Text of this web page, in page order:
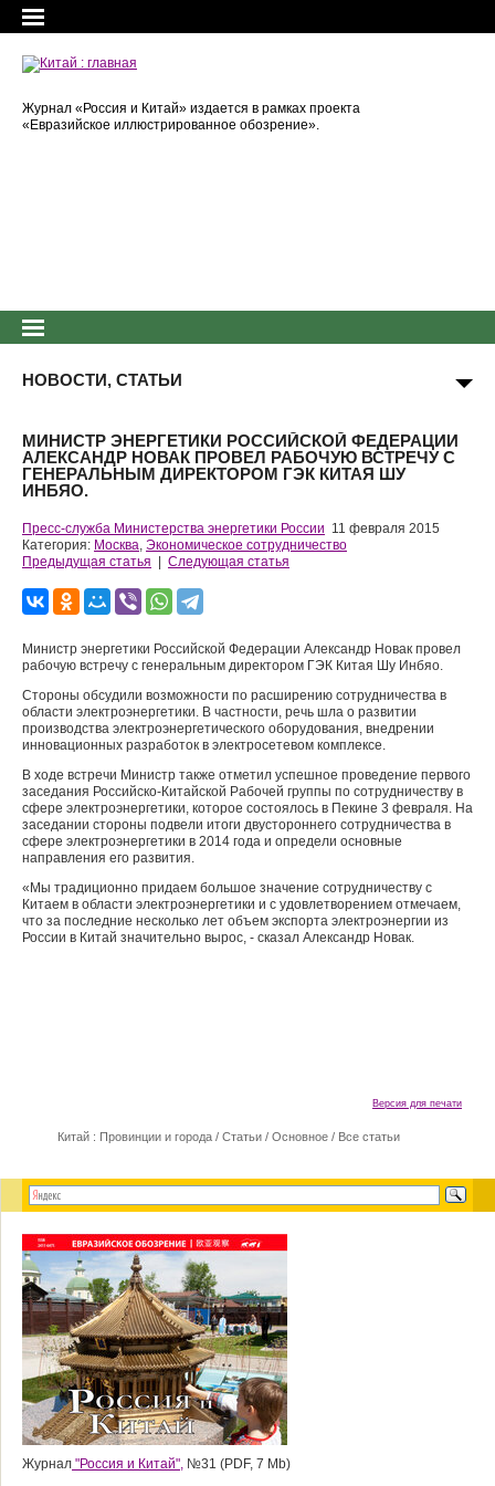
Журнал «Россия и Китай» издается в рамках проекта
«Евразийское иллюстрированное обозрение».
НОВОСТИ, СТАТЬИ
МИНИСТР ЭНЕРГЕТИКИ РОССИЙСКОЙ ФЕДЕРАЦИИ
АЛЕКСАНДР НОВАК ПРОВЕЛ РАБОЧУЮ ВСТРЕЧУ С
ГЕНЕРАЛЬНЫМ ДИРЕКТОРОМ ГЭК КИТАЯ ШУ
ИНБЯО.
Пресс-служба Министерства энергетики России 11 февраля 2015
Категория: Москва, Экономическое сотрудничество
Предыдущая статья
Следующая статья
Министр энергетики Российской Федерации Александр Новак провел
рабочую встречу с генеральным директором ГЭК Китая Шу Инбяо.
Стороны обсудили возможности по расширению сотрудничества в
области электроэнергетики. В частности, речь шла о развитии
производства электроэнергетического оборудования, внедрении
инновационных разработок в электросетевом комплексе.
В ходе встречи Министр также отметил успешное проведение первого
заседания Российско-Китайской Рабочей группы по сотрудничеству в
сфере электроэнергетики, которое состоялось в Пекине 3 февраля. На
заседании стороны подвели итоги двустороннего сотрудничества в
сфере электроэнергетики в 2014 года и определи основные
направления его развития.
«Мы традиционно придаем большое значение сотрудничеству с
Китаем в области электроэнергетики и с удовлетворением отмечаем,
что за последние несколько лет объем экспорта электроэнергии из
России в Китай значительно вырос, - сказал Александр Новак.
Версия для печати
Китай : Провинции и города / Статьи / Основное / Все статьи
Журнал "Россия и Китай", №31 (PDF, 7 Mb)